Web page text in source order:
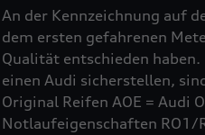
An der Kennzeichnung auf
dem ersten gefahrenen
Qualität entschieden
einen Audi sicherstellen,
Original Reifen AOE = Audi
Notlaufeigenschaften RO1/